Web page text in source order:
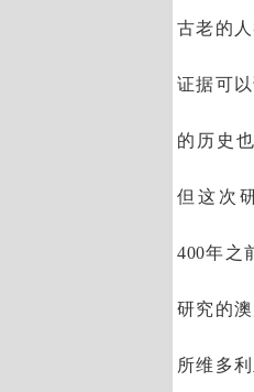
古老的
证据可
的历史
但这次
400年之
研究的
所维多